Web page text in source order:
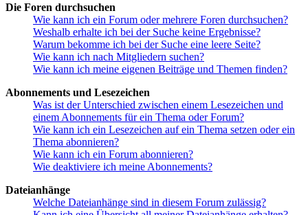
Die Foren durchsuchen
Wie kann ich ein Forum oder mehrere Foren durchsuchen?
Weshalb erhalte ich bei der Suche keine Ergebnisse?
Warum bekomme ich bei der Suche eine leere Seite?
Wie kann ich nach Mitgliedern suchen?
Wie kann ich meine eigenen Beiträge und Themen finden?
Abonnements und Lesezeichen
Was ist der Unterschied zwischen einem Lesezeichen und
einem Abonnements für ein Thema oder Forum?
Wie kann ich ein Lesezeichen auf ein Thema setzen oder ein
Thema abonnieren?
Wie kann ich ein Forum abonnieren?
Wie deaktiviere ich meine Abonnements?
Dateianhänge
Welche Dateianhänge sind in diesem Forum zulässig?